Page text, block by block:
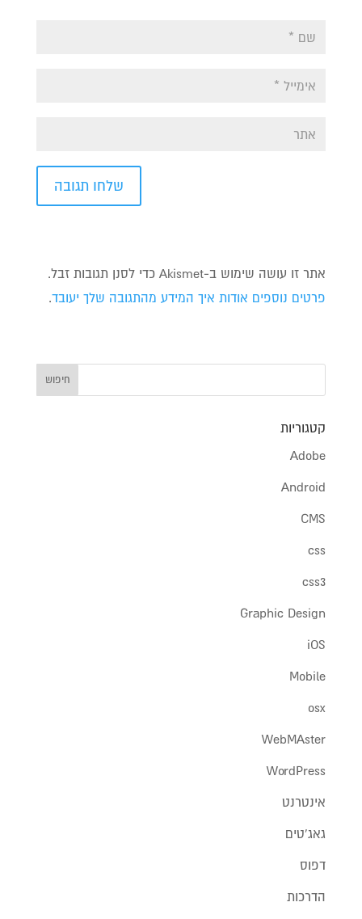
אתר זו עושה שימוש ב-Akismet כדי לסנן תגובות זבל.
פרטים נוספים אודות איך המידע מהתגובה שלך יעובד.
קטגוריות
Adobe
Android
CMS
css
css3
Graphic Design
iOS
Mobile
osx
WebMAster
WordPress
אינטרנט
גאג'טים
דפוס
הדרכות